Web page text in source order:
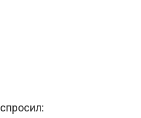
Посланник Аллаха ﷺ спросил: